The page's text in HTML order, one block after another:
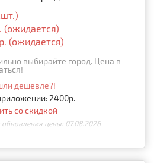
(ожидается)
(ожидается)
выбирайте город. Цена в
дешевле?!
2400р.
со скидкой
обновления цены: 07.08.2026